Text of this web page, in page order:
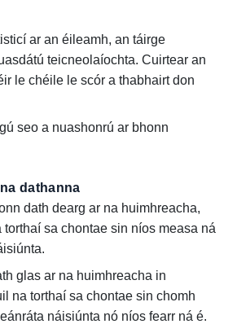
ar an éileamh, an táirge
teicneolaíochta. Cuirtear an
le chéile le scór a thabhairt don
seo a nuashonrú ar bhonn
dathanna
dath dearg ar na huimhreacha,
torthaí sa chontae sin níos measa ná
glas ar na huimhreacha in
na torthaí sa chontae sin chomh
náisiúnta nó níos fearr ná é.